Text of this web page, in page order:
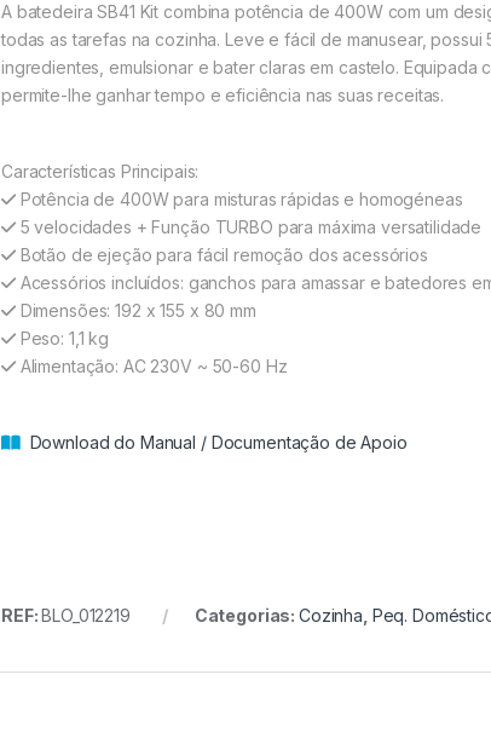
A batedeira SB41 Kit combina potência de 400W com um
todas as tarefas na cozinha. Leve e fácil de manusear,
ingredientes, emulsionar e bater claras em castelo. Equipada
permite-lhe ganhar tempo e eficiência nas suas receitas.
Características Principais:
Potência de 400W para misturas rápidas e homogéneas
5 velocidades + Função TURBO para máxima versatilidade
Botão de ejeção para fácil remoção dos acessórios
Acessórios incluídos: ganchos para amassar e batedores
Dimensões: 192 x 155 x 80 mm
Peso: 1,1 kg
Alimentação: AC 230V ~ 50-60 Hz
Download do Manual / Documentação de Apoio
REF:BLO_012219 Categorias: Cozinha Peq.